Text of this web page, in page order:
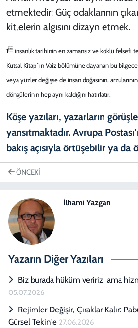
etmektedir: Güç odaklarının
kitlelerin algısını dizayn etmek.
1insanlık tarihinin en zamansız ve köklü felsefi
Kutsal Kitap`ın Vaiz bölümüne dayanan bu
veya yüzler değişse de insan doğasının,
döngülerinin hep aynı kaldığını hatırlatır.
ÖNCEKI
İlhami Yazgan
Yazarın Diğer Yazıları
Biz burada hüküm veririz, ama
05.07.2026
Rejimler Değişir, Çıraklar Kalır:
Gürsel Tekin'e 27.06.2026